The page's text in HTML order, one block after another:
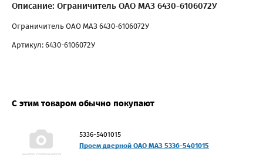
Описание: Ограничитель ОАО МАЗ 6430-6106072У
Ограничитель ОАО МАЗ 6430-6106072У
Артикул: 6430-6106072У
С этим товаром обычно покупают
5336-5401015
Проем дверной ОАО МАЗ 5336-5401015